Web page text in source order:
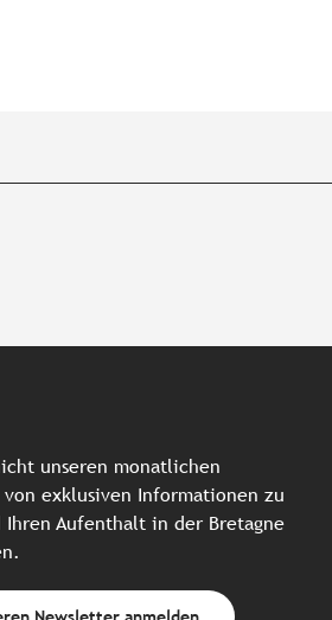
unseren monatlichen
exklusiven Informationen zu
Aufenthalt in der Bretagne